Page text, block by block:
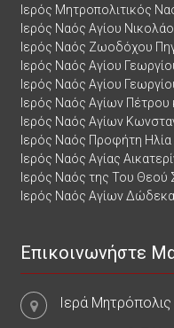
Ιερός Μητροπολιτικός
Ιερός Ναός Αγίου
Ιερός Ναός Ζωοδόχου
Ιερός Ναός Αγίου
Ιερός Ναός Αγίου
Ιερός Ναός Αγίων Πέτρου
Ιερός Ναός Αγίων
Ιερός Ναός Προφήτη Ηλία
Ιερός Ναός Αγίας
Ιερός Ναός της Του Θεού
Ιερός Ναός Αγίων
Επικοινωνήστε
Ιερά